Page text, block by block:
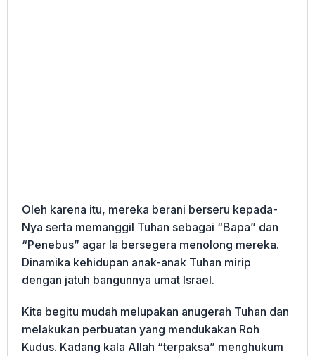
Oleh karena itu, mereka berani berseru kepada-
Nya serta memanggil Tuhan sebagai “Bapa” dan
“Penebus” agar Ia bersegera menolong mereka.
Dinamika kehidupan anak-anak Tuhan mirip
dengan jatuh bangunnya umat Israel.
Kita begitu mudah melupakan anugerah Tuhan dan
melakukan perbuatan yang mendukakan Roh
Kudus. Kadang kala Allah “terpaksa” menghukum